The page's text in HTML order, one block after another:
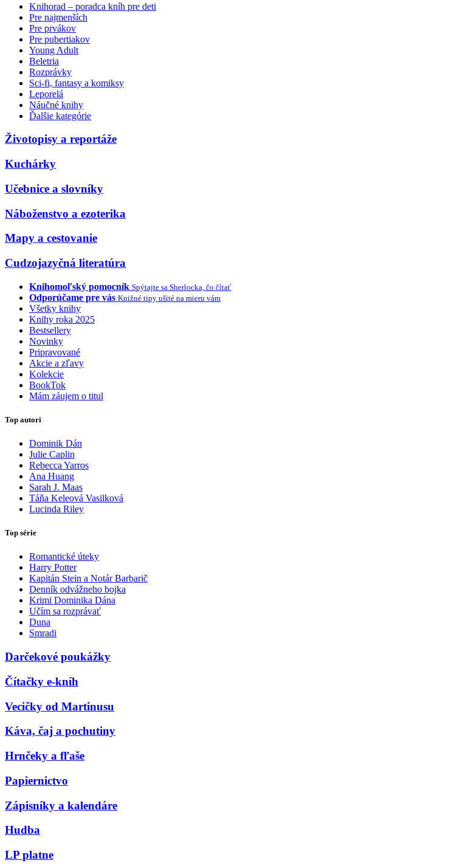
Knihorad – poradca kníh pre deti
Pre najmenších
Pre prvákov
Pre pubertiakov
Young Adult
Beletria
Rozprávky
Sci-fi, fantasy a komiksy
Leporelá
Náučné knihy
Ďalšie kategórie
Životopisy a reportáže
Kuchárky
Učebnice a slovníky
Náboženstvo a ezoterika
Mapy a cestovanie
Cudzojazyčná literatúra
Knihomoľský pomocník Spýtajte sa Sherlocka, čo čítať
Odporúčame pre vás Knižné tipy ušité na mieru vám
Všetky knihy
Knihy roka 2025
Bestsellery
Novinky
Pripravované
Akcie a zľavy
Kolekcie
BookTok
Mám záujem o titul
Top autori
Dominik Dán
Julie Caplin
Rebecca Yarros
Ana Huang
Sarah J. Maas
Táňa Keleová Vasilková
Lucinda Riley
Top série
Romantické úteky
Harry Potter
Kapitán Stein a Notár Barbarič
Denník odvážneho bojka
Krimi Dominika Dána
Učím sa rozprávať
Duna
Smradi
Darčekové poukážky
Čítačky e-kníh
Vecičky od Martinusu
Káva, čaj a pochutiny
Hrnčeky a fľaše
Papiernictvo
Zápisníky a kalendáre
Hudba
LP platne